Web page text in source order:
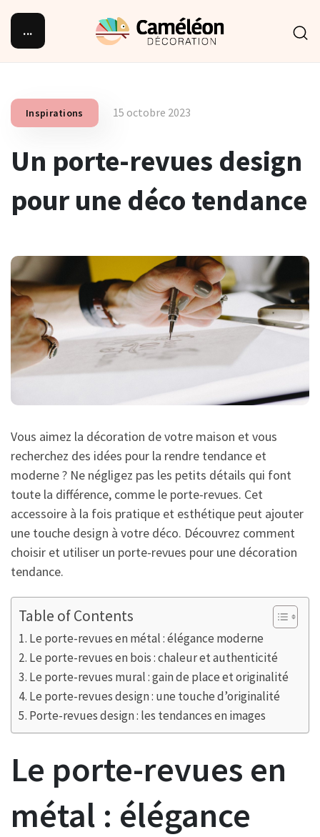
...
Inspirations 15 octobre 2023
Un porte-revues design
pour une déco tendance
Vous aimez la décoration de votre maison et vous
recherchez des idées pour la rendre tendance et
moderne ? Ne négligez pas les petits détails qui font
toute la différence, comme le porte-revues. Cet
accessoire à la fois pratique et esthétique peut ajouter
une touche design à votre déco. Découvrez comment
choisir et utiliser un porte-revues pour une décoration
tendance.
Table of Contents
Le porte-revues en métal : élégance moderne
Le porte-revues en bois : chaleur et authenticité
Le porte-revues mural : gain de place et originalité
Le porte-revues design : une touche d’originalité
Porte-revues design : les tendances en images
Le porte-revues en
métal : élégance